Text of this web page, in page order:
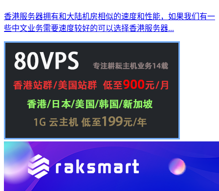
香港服务器拥有和大陆机房相似的速度和性能，如果我们有一
些中文业务需要速度较好的可以选择香港服务器...